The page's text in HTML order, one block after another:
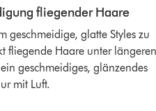
fliegender Haare
geschmeidige, glatte Styles zu
fliegende Haare unter längeren
geschmeidiges, glänzendes
mit Luft.